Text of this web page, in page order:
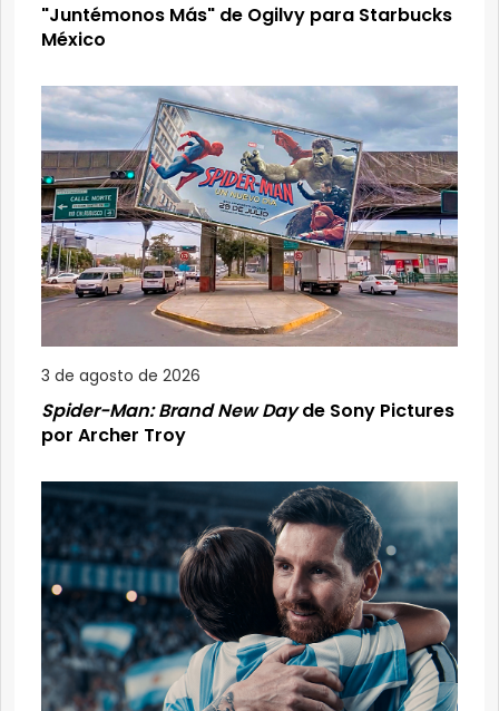
"Juntémonos Más" de Ogilvy para Starbucks
México
3 de agosto de 2026
Spider-Man: Brand New Dayde Sony Pictures
por Archer Troy